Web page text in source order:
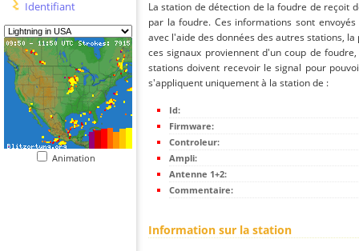
Identifiant
Animation
La station de détection de la foudre de reçoit
par la foudre. Ces informations sont
avec l'aide des données des autres stations,
ces signaux proviennent d'un coup de
stations doivent recevoir le signal pour
s'appliquent uniquement à la station de :
Id:
Firmware:
Controleur:
Ampli:
Antenne 1+2:
Commentaire:
Information sur la station